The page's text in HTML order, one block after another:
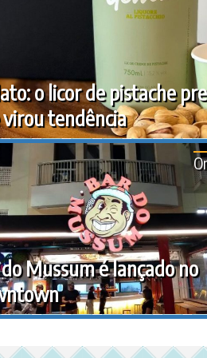
o licor de pistache
tendência
Mussum é lançado no